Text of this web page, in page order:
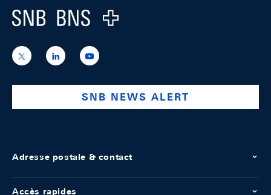
Logo
https://x.com/snb_bns
https://ch.linkedin.com/company/swiss-
national-
https://www.youtube.com/
SNB NEWS ALERT
Adresse postale & contact
Accès rapides